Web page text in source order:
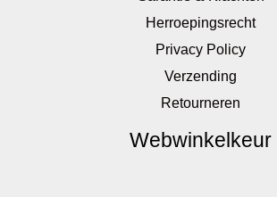
Herroepingsrecht
Privacy Policy
Verzending
Retourneren
Webwinkelkeur